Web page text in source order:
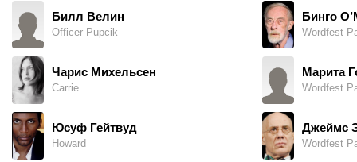
Билл Велин
Officer Pupcik
Чарис Михельсен
Carrie
Юсуф Гейтвуд
Howard
Бинго
Wordfest
Марита
Wordfest
Джеймс
Wordfest